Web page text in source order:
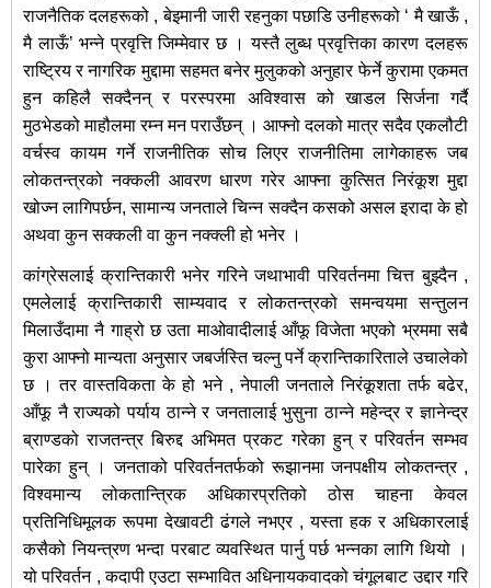
राजनैतिक दलहरूको , बेइमानी जारी रहनुका पछाडि उनीहरूको ‘ मै खाऊँ ,
मै लाऊँ’ भन्ने प्रवृत्ति जिम्मेवार छ । यस्तै लुब्ध प्रवृत्तिका कारण दलहरू
राष्ट्रिय र नागरिक मुद्दामा सहमत बनेर मुलुकको अनुहार फेर्ने कुरामा एकमत
हुन कहिलै सक्दैनन् र परस्परमा अविश्वास को खाडल सिर्जना गर्दै
मुठभेडको माहौलमा रम्न मन पराउँछन् । आफ्नो दलको मात्र सदैव एकलौटी
वर्चस्व कायम गर्ने राजनीतिक सोच लिएर राजनीतिमा लागेकाहरू जब
लोकतन्त्रको नक्कली आवरण धारण गरेर आफ्ना कुत्सित निरंकूश मुद्दा
खोज्न लागिपर्छन, सामान्य जनताले चिन्न सक्दैन कसको असल इरादा के हो
अथवा कुन सक्कली वा कुन नक्क्ली हो भनेर ।
कांग्रेसलाई क्रान्तिकारी भनेर गरिने जथाभावी परिवर्तनमा चित्त बुझ्दैन ,
एमलेलाई क्रान्तिकारी साम्यवाद र लोकतन्त्रको समन्वयमा सन्तुलन
मिलाउँदामा नै गाह्रो छ उता माओवादीलाई आँफू विजेता भएको भ्रममा सबै
कुरा आफ्नो मान्यता अनुसार जबर्जस्ति चल्नु पर्ने क्रान्तिकारिताले उचालेको
छ । तर वास्तविकता के हो भने , नेपाली जनताले निरंकूशता तर्फ बढेर,
आँफू नै राज्यको पर्याय ठान्ने र जनतालाई भुसुना ठान्ने महेन्द्र र ज्ञानेन्द्र
ब्राण्डको राजतन्त्र बिरुद्द अभिमत प्रकट गरेका हुन् र परिवर्तन सम्भव
पारेका हुन् । जनताको परिवर्तनतर्फको रूझानमा जनपक्षीय लोकतन्त्र ,
विश्वमान्य लोकतान्त्रिक अधिकारप्रतिको ठोस चाहना केवल
प्रतिनिधिमूलक रूपमा देखावटी ढंगले नभएर , यस्ता हक र अधिकारलाई
कसैको नियन्त्रण भन्दा परबाट व्यवस्थित पार्नु पर्छ भन्नका लागि थियो ।
यो परिवर्तन , कदापी एउटा सम्भावित अधिनायकवादको चंगूलबाट उद्दार गरि